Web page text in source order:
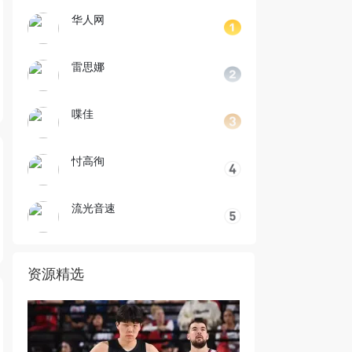
华人网
雷思娜
喋佳
忖高徇
流光音速
资源精选